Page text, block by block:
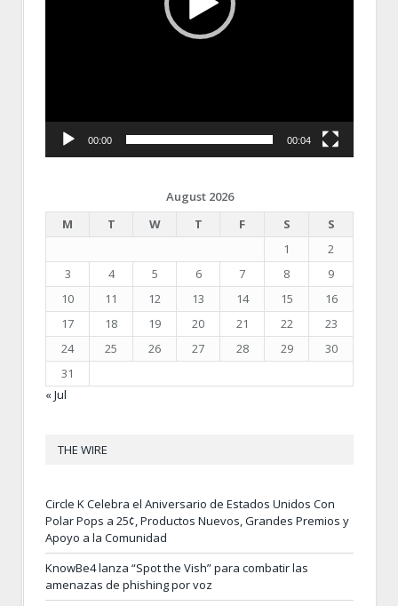
00:00 00:04
August 2026
M
T W T F S
S
1
2
3
4 5 6 7 8
9
10
11 12 13 14 15
16
17
18 19 20 21 22
23
24
25 26 27 28 29
30
31
« Jul
THE WIRE
Circle K Celebra el Aniversario de Estados Unidos Con
Polar Pops a 25¢, Productos Nuevos, Grandes Premios y
Apoyo a la Comunidad
KnowBe4 lanza “Spot the Vish” para combatir las
amenazas de phishing por voz